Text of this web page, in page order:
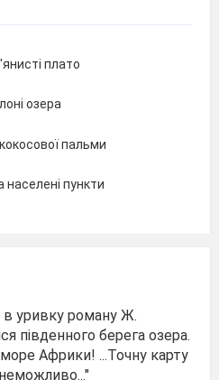
плато
озера
пальми
населені пункти
в уривку роману Ж.
південного берега озера.
Африки! ...Точну карту